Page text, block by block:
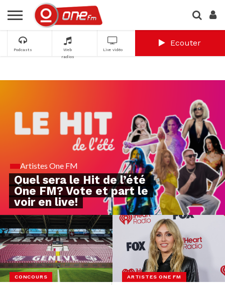
Podcasts
Web
radios
Live vidéo
Ecouter
Artistes One FM
Quel sera le Hit de l’été
One FM? Vote et part le
voir en live!
CONCOURS ARTISTES ONE FM